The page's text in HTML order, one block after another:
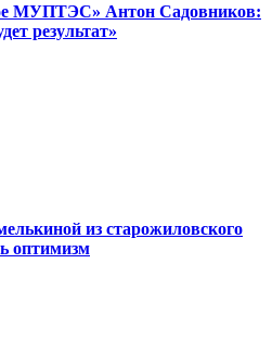
МУПТЭС» Антон Садовников:
результат»
из старожиловского
оптимизм